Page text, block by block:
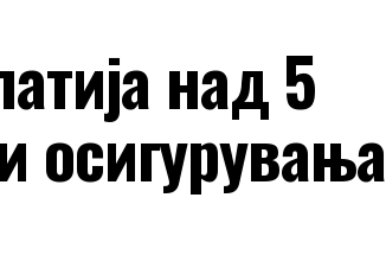
над 5
осигурувања